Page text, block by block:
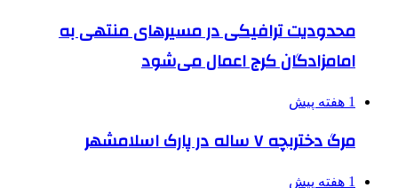
محدودیت ترافیکی در مسیرهای منتهی به
امامزادگان کرج اعمال می‌شود
1 هفته پیش
مرگ دختربچه ۷ ساله در پارک اسلامشهر
1 هفته پیش